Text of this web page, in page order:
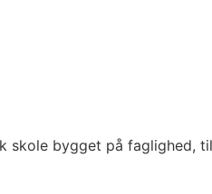
skole bygget på